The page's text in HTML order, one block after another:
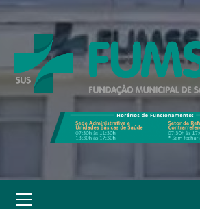
to
Menu